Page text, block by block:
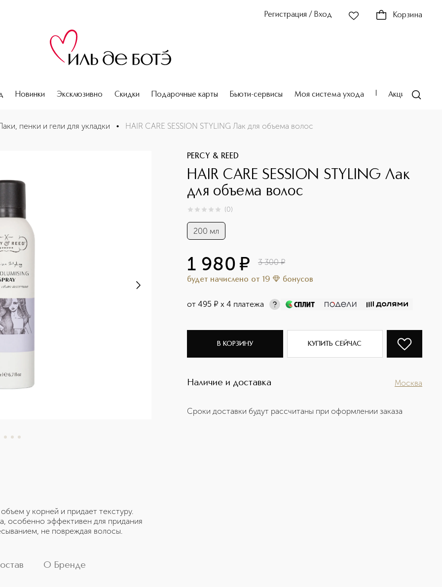
Регистрация / Вход Корзина
Новинки Эксклюзивно Скидки Подарочные карты Бьюти-сервисы Моя система ухода Акции
пенки и гели для укладки • HAIR CARE SESSION STYLING Лак для объема волос
PERCY & REED
HAIR CARE SESSION STYLING Лак
для объема волос
0из 0 (0)
200 мл
1 980 ¤ 3 300 ¤
будет начислено от 19 бонусов
от495 ¤ х 4 платежа
В КОРЗИНУ КУПИТЬ СЕЙЧАС
Наличие и доставка Москва
Сроки доставки будут рассчитаны при оформлении заказа
у корней и придает текстуру.
особенно эффективен для придания
не повреждая волосы.
О Бренде